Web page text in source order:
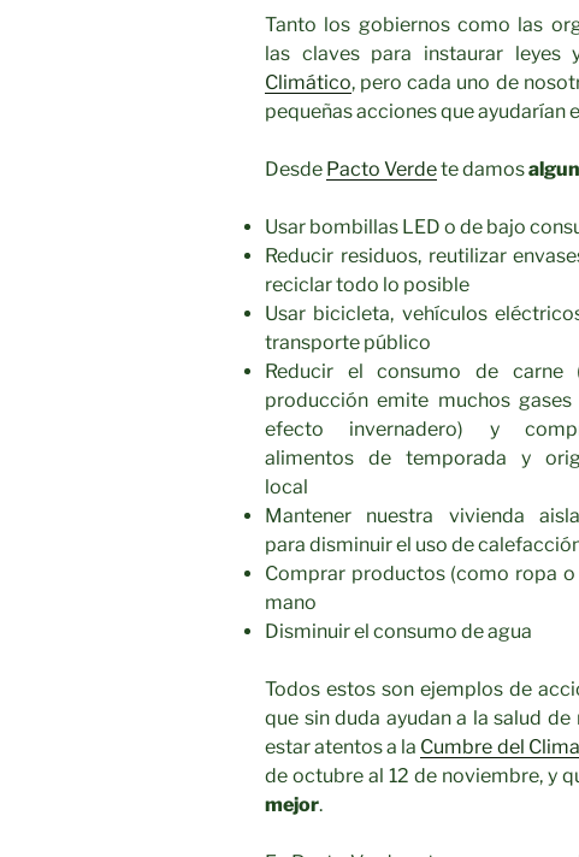
Tanto los gobiernos como las
las claves para instaurar leyes
Climático, pero cada uno de
pequeñas acciones que ayudarían
Desde Pacto Verdete damos
Usar bombillas LED o de bajo
Reducir residuos, reutilizar
reciclar todo lo posible
Usar bicicleta, vehículos
transporte público
Reducir el consumo de carne
producción emite muchos gases
efecto invernadero) y
alimentos de temporada y
local
Mantener nuestra vivienda
para disminuir el uso de
Comprar productos (como ropa
mano
Disminuir el consumo de agua
Todos estos son ejemplos de
que sin duda ayudan a la salud
estar atentos a la Cumbre del
de octubre al 12 de noviembre, y
mejor.